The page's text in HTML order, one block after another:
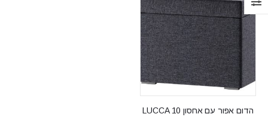
הדום אפור עם אחסון LUCCA 10